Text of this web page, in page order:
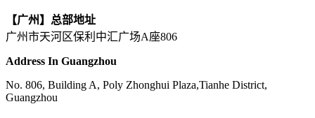
【广州】总部地址
广州市天河区保利中汇广场A座806
Address In Guangzhou
No. 806, Building A, Poly Zhonghui Plaza,Tianhe District,
Guangzhou